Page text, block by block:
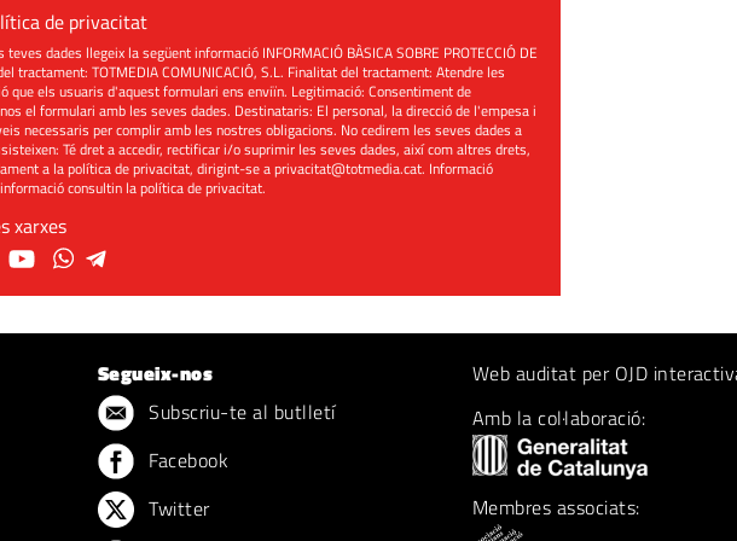
de privacitat
dades llegeix la següent informació INFORMACIÓ BÀSICA SOBRE PROTECCIÓ DE
tractament: TOTMEDIA COMUNICACIÓ, S.L. Finalitat del tractament: Atendre les
que els usuaris d'aquest formulari ens enviïn. Legitimació: Consentiment de
el formulari amb les seves dades. Destinataris: El personal, la direcció de l'empesa i
necessaris per complir amb les nostres obligacions. No cedirem les seves dades a
Té dret a accedir, rectificar i/o suprimir les seves dades, així com altres drets,
a la política de privacitat, dirigint-se aprivacitat@totmedia.cat. Informació
consultin lapolítica de privacitat.
xarxes
Segueix-nos
Subscriu-te al butlletí
Facebook
Twitter
Web auditat per OJD
Amb la col·laboració:
Membres associats: